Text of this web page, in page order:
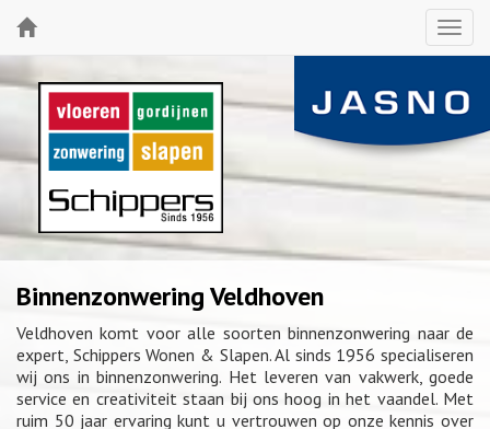
Binnenzonwering Veldhoven
Veldhoven komt voor alle soorten binnenzonwering naar de
expert, Schippers Wonen & Slapen. Al sinds 1956 specialiseren
wij ons in binnenzonwering. Het leveren van vakwerk, goede
service en creativiteit staan bij ons hoog in het vaandel. Met
ruim 50 jaar ervaring kunt u vertrouwen op onze kennis over